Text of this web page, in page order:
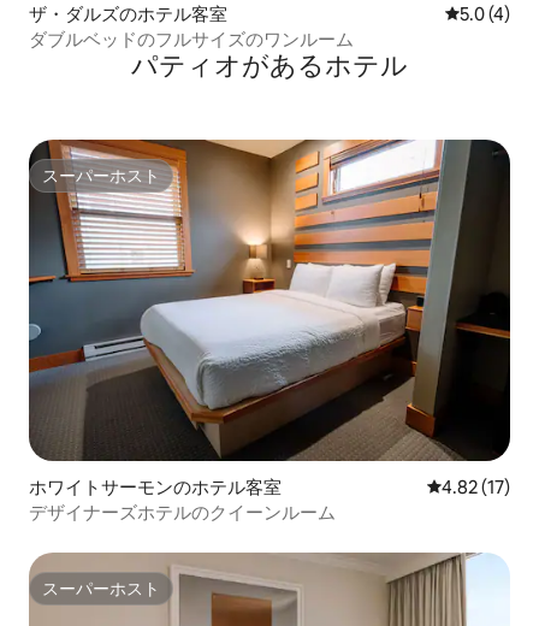
ザ・ダルズのホテル客室 レビュー4
5.0 (4)
ダブルベッドのフルサイズのワンルーム
パティオがあるホ⁠テ⁠ル
スーパーホスト
スーパーホスト
ホワイトサーモンのホテル客室 レビュー17
4.82 (17)
デザイナーズホテルのクイーンルーム
スーパーホスト
スーパーホスト